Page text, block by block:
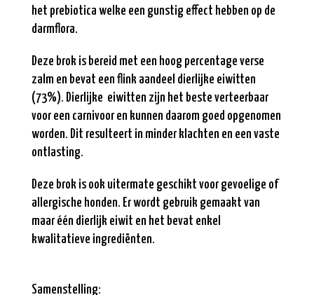
het prebiotica welke een gunstig effect hebben op de
darmflora.
Deze brok is bereid met een hoog percentage verse
zalm en bevat een flink aandeel dierlijke eiwitten
(73%). Dierlijke eiwitten zijn het beste verteerbaar
voor een carnivoor en kunnen daarom goed opgenomen
worden. Dit resulteert in minder klachten en een vaste
ontlasting.
Deze brok is ook uitermate geschikt voor gevoelige of
allergische honden. Er wordt gebruik gemaakt van
maar één dierlijk eiwit en het bevat enkel
kwalitatieve ingrediënten.
Samenstelling: